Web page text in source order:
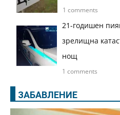
1 comments
21-годишен
зрелищна
нощ
1 comments
ЗАБАВЛЕНИЕ